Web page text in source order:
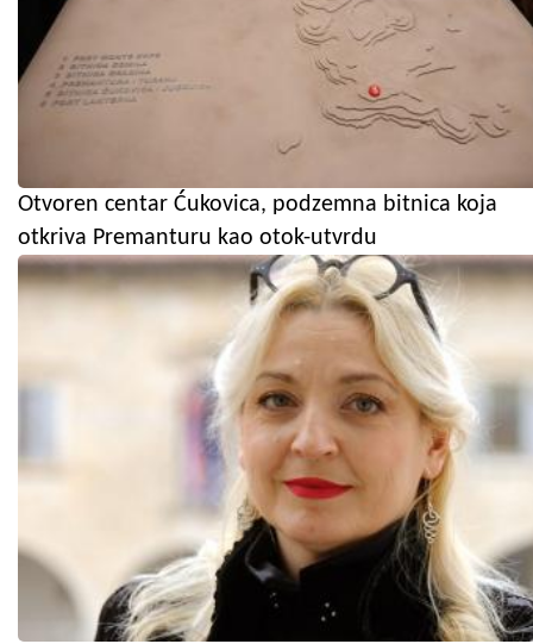
Otvoren centar Ćukovica, podzemna bitnica koja
otkriva Premanturu kao otok-utvrdu